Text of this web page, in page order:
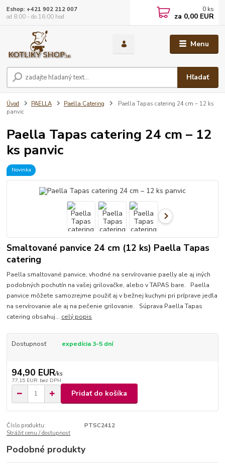
Menu
Hľadať
Eshop: +421 902 212 007
od 8:00 - do 16:00 hod
0 ks
za 0,00 EUR
Úvod PAELLA Paella Catering
Paella Tapas catering 24 cm – 12 ks
panvic
Paella Tapas catering 24 cm – 12
ks panvic
Novinka
Smaltované panvice 24 cm (12 ks) Paella Tapas
catering
Paella smaltované panvice, vhodné na servírovanie paelly ale aj iných
podobných pochutín na vašej grilovačke, alebo v TAPAS bare. Paella
panvice môžete samozrejme použiť aj v bežnej kuchyni pri príprave jedla
na servírovanie ale aj na pečenie grilovanie. Súprava Paella Tapas
catering obsahuj... celý popis
Dostupnosť expedícia 3-5 dní
94,90 EUR/ks
77,15 EUR bez DPH
Pridať do košíka
Číslo produktu:
PTSC2412
Strážiť cenu / dostupnosť
Podobné produkty